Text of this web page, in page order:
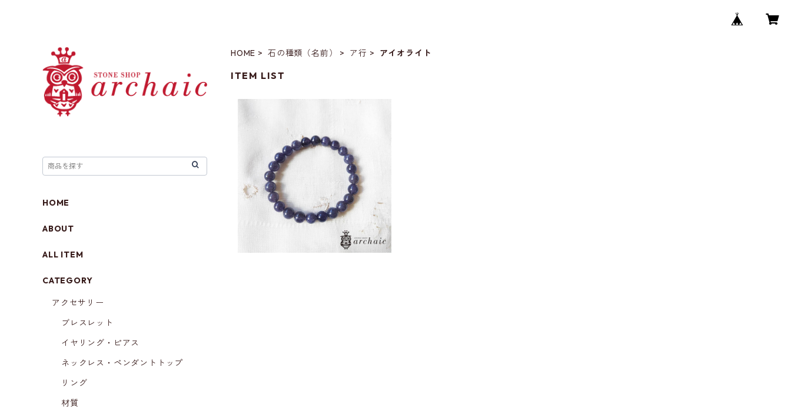
HOME 石の種類（名前） ア行 アイオライト
ITEM LIST
アイオライトのブレスレット（7.5m
SOLD OUT
HOME
ABOUT
ALL ITEM
CATEGORY
アクセサリー
ブレスレット
イヤリング・ピアス
ネックレス・ペンダントトップ
リング
材質